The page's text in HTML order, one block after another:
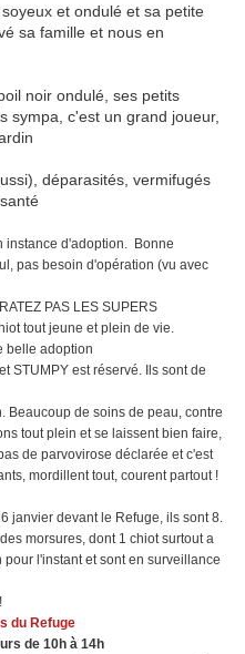
et ondulé et sa petite
sa famille et nous en
noir ondulé, ses petits
sympa, c'est un grand joueur,
déparasités, vermifugés
instance d'adoption. Bonne
pas besoin d'opération (vu avec
PAS LES SUPERS
tout jeune et plein de vie.
belle adoption
STUMPY est réservé. Ils sont de
Beaucoup de soins de peau, contre
tout plein et se laissent bien faire,
de parvovirose déclarée et c'est
mordillent tout, courent partout !
janvier devant le Refuge, ils sont 8.
morsures, dont 1 chiot surtout a
l'instant et sont en surveillance
du Refuge
de 10h à 14h